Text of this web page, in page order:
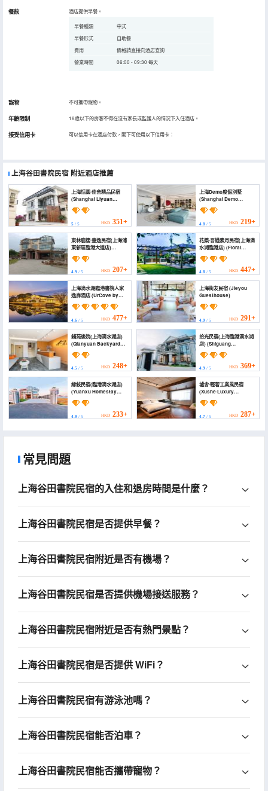
餐飲 酒店提供早餐。
早餐種類
中式
早餐形式
自助餐
費用
價格請直接向酒店查詢
營業時間
06:00 - 09:30 每天
寵物 不可攜帶寵物。
年齡限制 18歲以下的房客不得在沒有家長或監護人的情況下入住酒店。
接受信用卡 可以信用卡在酒店付款，閣下可使用以下信用卡：
上海谷田書院民宿 附近酒店推薦
上海恬園·佳舍精品民宿
(Shanghai Liyuan
Jiashe Boutique
Homestay)
5 / 5 HKD 351+
上海Demo度假別墅
(Shanghai Demo
Holiday Villa)
4.8/ 5 HKD 219+
東林鹿棲·童逸民宿(上海浦
東新區臨港大道店)
(Donglin Luqi Tongyi
Homestay (Shanghai
Pudong New Area
Lingang Avenue))
4.9 / 5 HKD 207+
花築·吾遇素月民宿(上海滴
水湖臨港店) (Floral
Hotel· Shanghai Wuyu
Suyue Hotel)
4.8/ 5 HKD 447+
上海滴水湖臨港書院人家
逸扉酒店 (UrCove by
Hyatt Shanghai Dishui
Lake Lin-gang Shuyuan
4.6 / 5 HKD 477+
上海街友民宿 (Jieyou
Guesthouse)
4.9/ 5 HKD 291+
錢苑後院(上海滴水湖店)
(Qianyuan Backyard
(Shanghai Dishuihu
Branch))
4.5 / 5 HKD 248+
拾光民宿(上海臨港滴水湖
店) (Shiguang
Homestay(Shanghai
Lingang Dishuihu
Branch))
4.9/ 5 HKD 369+
緣敍民宿(臨港滴水湖店)
(Yuanxu Homestay
(Lingang Dishuihu
Branch))
4.9 / 5 HKD 233+
墟舍·輕奢工業風民宿
(Xushe·Luxury
Industrial Style
Homestay (Shanghai
Pudong New Area
Lingang Shanyuan
4.7/ 5 HKD 287+
常見問題
上海谷田書院民宿的入住和退房時間是什麼？
上海谷田書院民宿是否提供早餐？
上海谷田書院民宿附近是否有機場？
上海谷田書院民宿是否提供機場接送服務？
上海谷田書院民宿附近是否有熱門景點？
上海谷田書院民宿是否提供 WiFi？
上海谷田書院民宿有游泳池嗎？
上海谷田書院民宿能否泊車？
上海谷田書院民宿能否攜帶寵物？